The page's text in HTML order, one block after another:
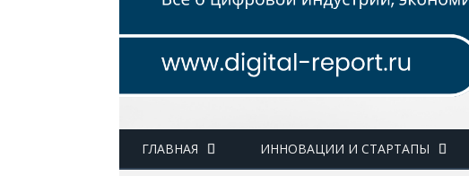
ГЛАВНАЯ ИННОВАЦИИ И СТАРТАПЫ